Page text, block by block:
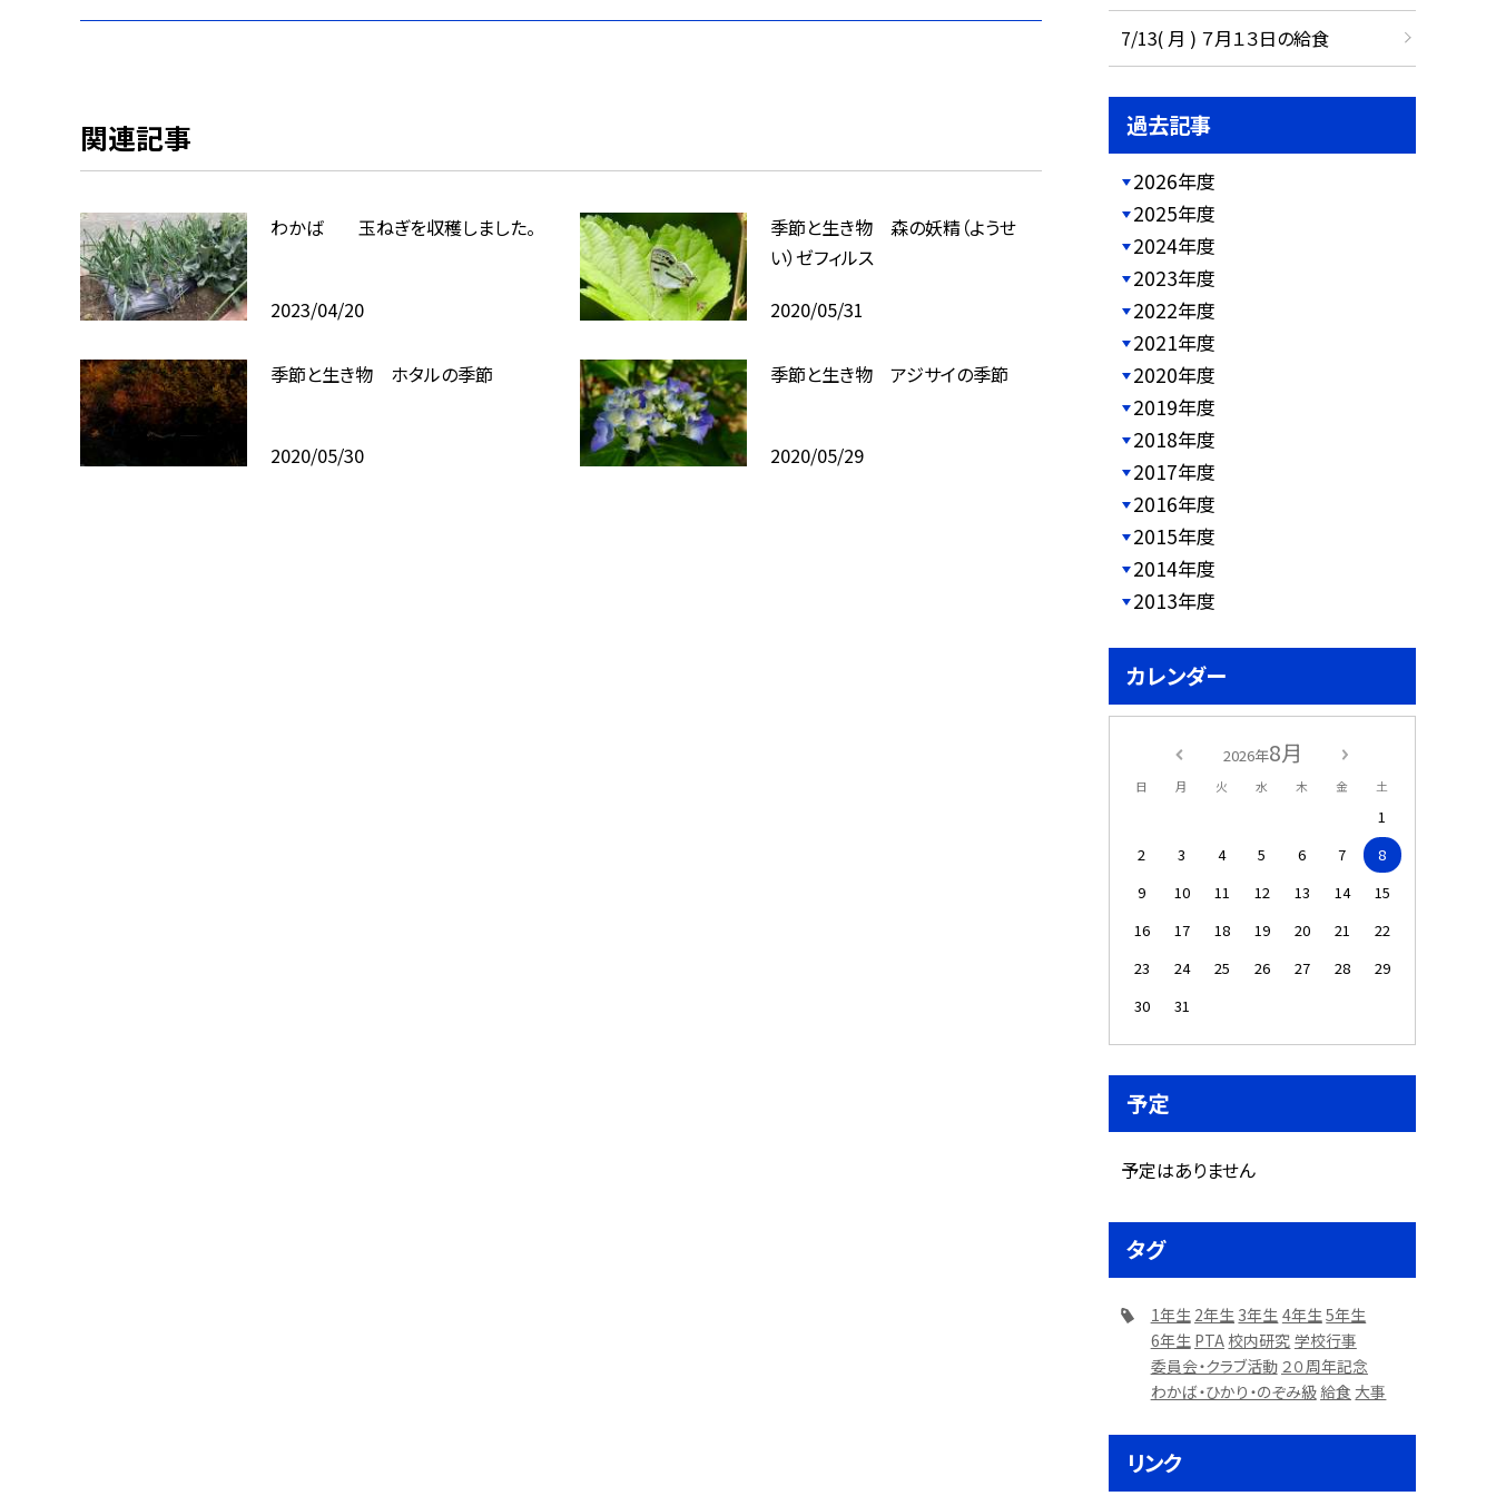
関連記事
わかば 玉ねぎを収穫しました。
2023/04/20
季節と生き物 森の妖精（ようせ
い）ゼフィルス
2020/05/31
季節と生き物 ホタルの季節
2020/05/30
季節と生き物 アジサイの季節
2020/05/29
7/13( 月 ) ７月１３日の給食
過去記事
2026年度
2025年度
2024年度
2023年度
2022年度
2021年度
2020年度
2019年度
2018年度
2017年度
2016年度
2015年度
2014年度
2013年度
カレンダー
2026年8月
日 月 火 水 木 金 土
1
2
3 4 5 6 7
8
9
10 11 12 13 14
15
16
17 18 19 20 21
22
23
24 25 26 27 28
29
30
31
予定
予定はありません
タグ
1年生 2年生 3年生 4年生 5年生
6年生 PTA 校内研究 学校行事
委員会・クラブ活動 ２０周年記念
わかば・ひかり・のぞみ級 給食 大事
リンク